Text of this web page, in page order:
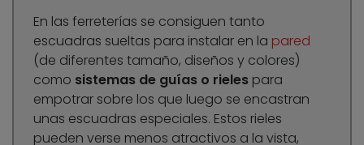
En las ferreterías se consiguen tanto
escuadras sueltas para instalar en la pared
(de diferentes tamaño, diseños y colores)
como sistemas de guías o rieles para
empotrar sobre los que luego se encastran
unas escuadras especiales. Estos rieles
pueden verse menos atractivos a la vista,